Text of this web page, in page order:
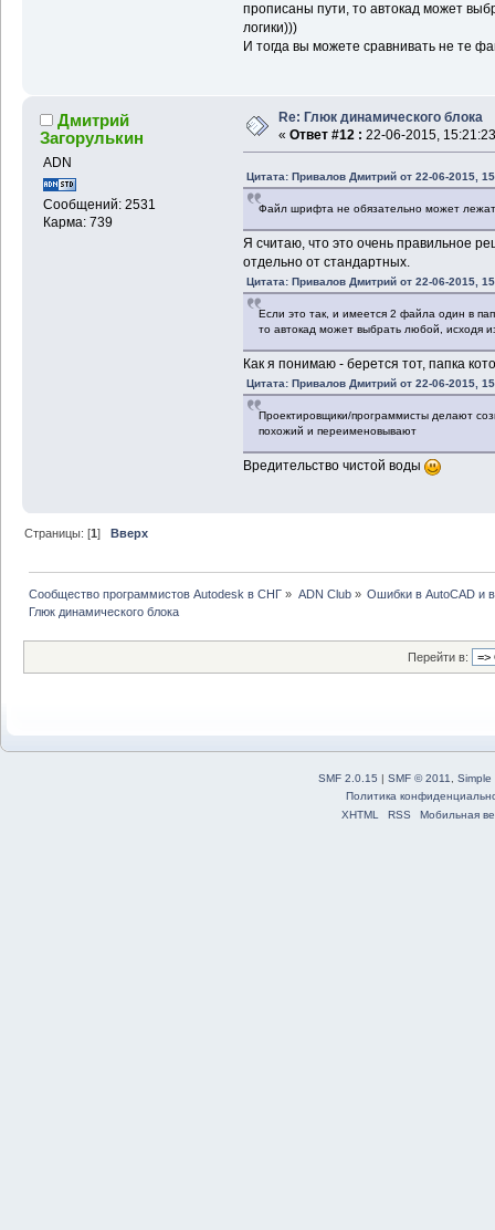
прописаны пути, то автокад может
логики)))
И тогда вы можете сравнивать не те
Дмитрий
Загорулькин
ADN
Сообщений: 2531
Карма: 739
Re: Глюк динамического блока
« Ответ #12 : 22-06-2015,
Цитата: Привалов Дмитрий от 22-06-2015,
Файл шрифта не обязательно может
Я считаю, что это очень правильное
отдельно от стандартных.
Цитата: Привалов Дмитрий от 22-06-2015,
Если это так, и имеется 2 файла один в
то автокад может выбрать любой, исходя
Как я понимаю - берется тот, папка
Цитата: Привалов Дмитрий от 22-06-2015,
Проектировщики/программисты делают
похожий и переименовывают
Вредительство чистой воды
Страницы: [1]Вверх
Сообщество программистов Autodesk в СНГ » ADN Club» Ошибки в AutoCAD и
Глюк динамического блока
Перейти в:
SMF 2.0.15 | SMF © 2011
Simple
Политика
XHTML
RSS Мобильная